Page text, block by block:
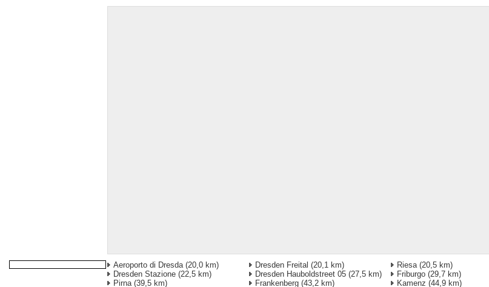
Aeroporto di Dresda (20,0 km) Dresden Freital (20,1 km) Riesa (20,5 km)
Dresden Stazione (22,5 km) Dresden Hauboldstreet 05 (27,5 km) Friburgo (29,7 km)
Pirna (39,5 km) Frankenberg (43,2 km) Kamenz (44,9 km)